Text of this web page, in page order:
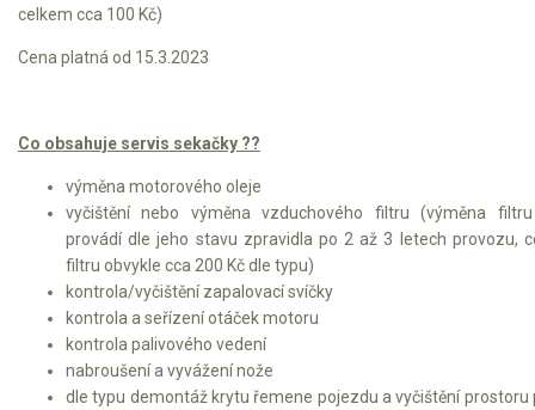
celkem cca 100 Kč)
Cena platná od 15.3.2023
Co obsahuje servis sekačky ??
výměna motorového oleje
vyčištění nebo výměna vzduchového filtru (výměna
provádí dle jeho stavu zpravidla po 2 až 3 letech provozu,
filtru obvykle cca 200 Kč dle typu)
kontrola/vyčištění zapalovací svíčky
kontrola a seřízení otáček motoru
kontrola palivového vedení
nabroušení a vyvážení nože
dle typu demontáž krytu řemene pojezdu a vyčištění prostoru